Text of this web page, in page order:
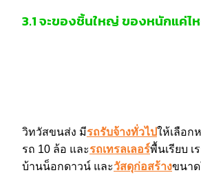
3.1จะของชิ้นใหญ่ ของหนักแค่ไ
วิทวัสขนส่ง มีรถรับจ้างทั่วไปให้เลือก
รถ 10 ล้อ และรถเทรลเลอร์พื้นเรียบ เ
บ้านน็อกดาวน์ และวัสดุก่อสร้างขนา